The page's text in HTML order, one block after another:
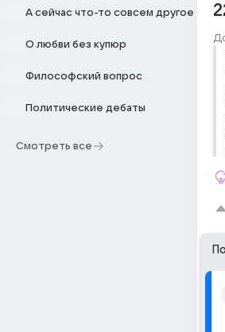
А сейчас что-то совсем другое
О любви без купюр
Философский вопрос
Политические дебаты
Смотреть все